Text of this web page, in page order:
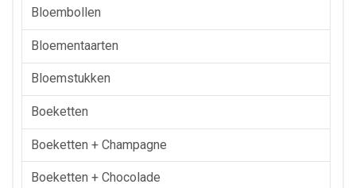
Bloembollen
Bloementaarten
Bloemstukken
Boeketten
Boeketten + Champagne
Boeketten + Chocolade